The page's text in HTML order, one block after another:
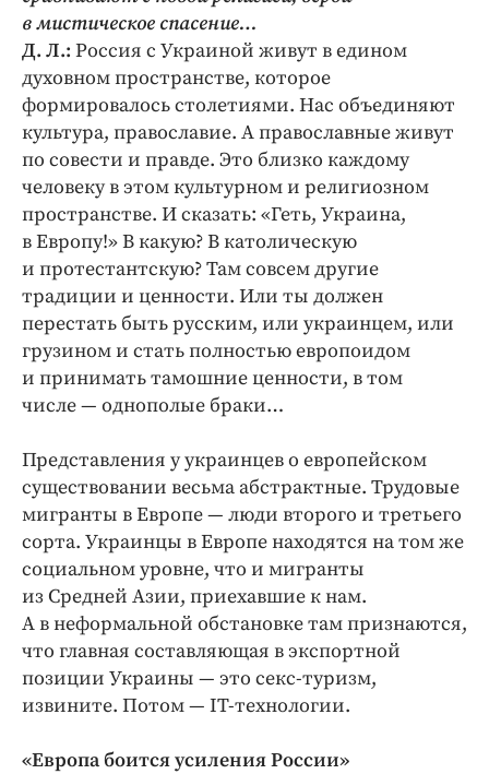
в мистическое спасение…
Д. Л.: Россия с Украиной живут в едином
духовном пространстве, которое
формировалось столетиями. Нас объединяют
культура, православие. А православные живут
по совести и правде. Это близко каждому
человеку в этом культурном и религиозном
пространстве. И сказать: «Геть, Украина,
в Европу!» В какую? В католическую
и протестантскую? Там совсем другие
традиции и ценности. Или ты должен
перестать быть русским, или украинцем, или
грузином и стать полностью европоидом
и принимать тамошние ценности, в том
числе — однополые браки…
Представления у украинцев о европейском
существовании весьма абстрактные. Трудовые
мигранты в Европе — люди второго и третьего
сорта. Украинцы в Европе находятся на том же
социальном уровне, что и мигранты
из Средней Азии, приехавшие к нам.
А в неформальной обстановке там признаются,
что главная составляющая в экспортной
позиции Украины — это секс-туризм,
извините. Потом — IT-технологии.
«Европа боится усиления России»